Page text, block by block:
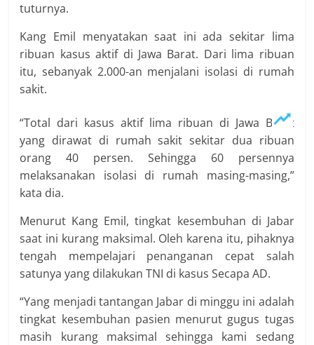
tuturnya.
Kang Emil menyatakan saat ini ada sekitar lima
ribuan kasus aktif di Jawa Barat. Dari lima ribuan
itu, sebanyak 2.000-an menjalani isolasi di rumah
sakit.
“Total dari kasus aktif lima ribuan di Jawa Barat
yang dirawat di rumah sakit sekitar dua ribuan
orang 40 persen. Sehingga 60 persennya
melaksanakan isolasi di rumah masing-masing,”
kata dia.
Menurut Kang Emil, tingkat kesembuhan di Jabar
saat ini kurang maksimal. Oleh karena itu, pihaknya
tengah mempelajari penanganan cepat salah
satunya yang dilakukan TNI di kasus Secapa AD.
“Yang menjadi tantangan Jabar di minggu ini adalah
tingkat kesembuhan pasien menurut gugus tugas
masih kurang maksimal sehingga kami sedang